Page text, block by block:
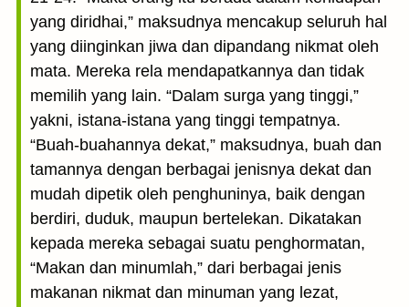
yang diridhai,” maksudnya mencakup seluruh hal
yang diinginkan jiwa dan dipandang nikmat oleh
mata. Mereka rela mendapatkannya dan tidak
memilih yang lain. “Dalam surga yang tinggi,”
yakni, istana-istana yang tinggi tempatnya.
“Buah-buahannya dekat,” maksudnya, buah dan
tamannya dengan berbagai jenisnya dekat dan
mudah dipetik oleh penghuninya, baik dengan
berdiri, duduk, maupun bertelekan. Dikatakan
kepada mereka sebagai suatu penghormatan,
“Makan dan minumlah,” dari berbagai jenis
makanan nikmat dan minuman yang lezat,